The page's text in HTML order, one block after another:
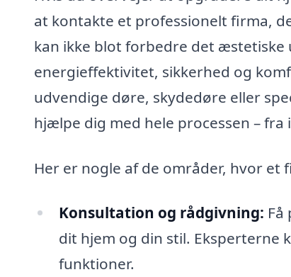
at kontakte et professionelt firma,
kan ikke blot forbedre det æstetiske
energieffektivitet, sikkerhed og
udvendige døre, skydedøre eller
hjælpe dig med hele processen – fra
Her er nogle af de områder, hvor et
Konsultation og rådgivning: Få
dit hjem og din stil. Eksperterne
funktioner.